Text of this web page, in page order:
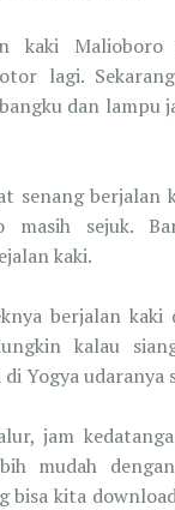
kaki Malioboro
lagi.
dan lampu
senang berjalan
masih sejuk.
kaki.
berjalan
kalau
Yogya udaranya
jam
mudah
bisa kita